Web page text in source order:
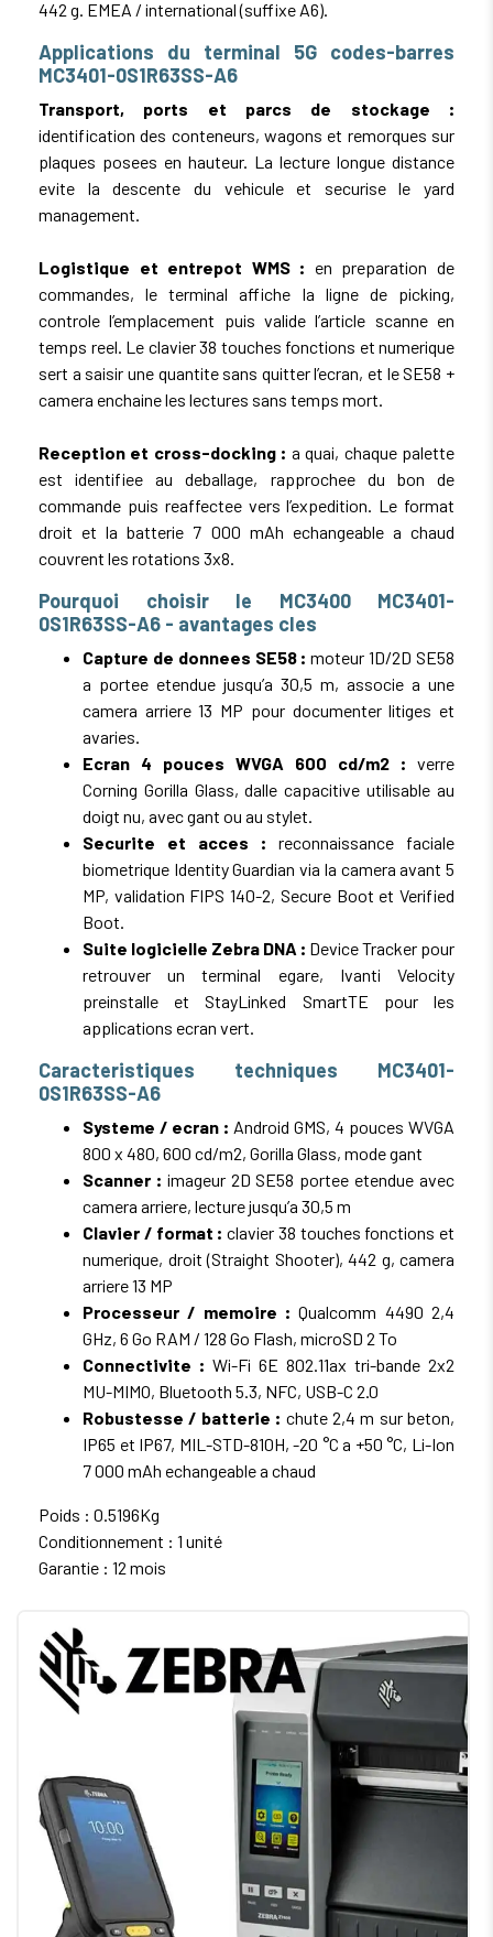
442 g. EMEA / international (suffixe A6).
Applications du terminal 5G codes-barres
MC3401-0S1R63SS-A6
Transport, ports et parcs de stockage :
identification des conteneurs, wagons et remorques sur
plaques posees en hauteur. La lecture longue distance
evite la descente du vehicule et securise le yard
management.
Logistique et entrepot WMS : en preparation de
commandes, le terminal affiche la ligne de picking,
controle l’emplacement puis valide l’article scanne en
temps reel. Le clavier 38 touches fonctions et numerique
sert a saisir une quantite sans quitter l’ecran, et le SE58 +
camera enchaine les lectures sans temps mort.
Reception et cross-docking : a quai, chaque palette
est identifiee au deballage, rapprochee du bon de
commande puis reaffectee vers l’expedition. Le format
droit et la batterie 7 000 mAh echangeable a chaud
couvrent les rotations 3x8.
Pourquoi choisir le MC3400 MC3401-
0S1R63SS-A6 - avantages cles
Capture de donnees SE58 : moteur 1D/2D SE58
a portee etendue jusqu’a 30,5 m, associe a une
camera arriere 13 MP pour documenter litiges et
avaries.
Ecran 4 pouces WVGA 600 cd/m2 : verre
Corning Gorilla Glass, dalle capacitive utilisable au
doigt nu, avec gant ou au stylet.
Securite et acces : reconnaissance faciale
biometrique Identity Guardian via la camera avant 5
MP, validation FIPS 140-2, Secure Boot et Verified
Boot.
Suite logicielle Zebra DNA : Device Tracker pour
retrouver un terminal egare, Ivanti Velocity
preinstalle et StayLinked SmartTE pour les
applications ecran vert.
Caracteristiques techniques MC3401-
0S1R63SS-A6
Systeme / ecran : Android GMS, 4 pouces WVGA
800 x 480, 600 cd/m2, Gorilla Glass, mode gant
Scanner : imageur 2D SE58 portee etendue avec
camera arriere, lecture jusqu’a 30,5 m
Clavier / format : clavier 38 touches fonctions et
numerique, droit (Straight Shooter), 442 g, camera
arriere 13 MP
Processeur / memoire : Qualcomm 4490 2,4
GHz, 6 Go RAM / 128 Go Flash, microSD 2 To
Connectivite : Wi-Fi 6E 802.11ax tri-bande 2x2
MU-MIMO, Bluetooth 5.3, NFC, USB-C 2.0
Robustesse / batterie : chute 2,4 m sur beton,
IP65 et IP67, MIL-STD-810H, -20 °C a +50 °C, Li-Ion
7 000 mAh echangeable a chaud
Poids : 0.5196Kg
Conditionnement : 1 unité
Garantie : 12 mois